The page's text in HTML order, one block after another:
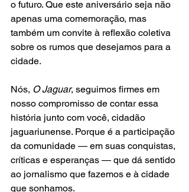
o futuro. Que este aniversário seja não
apenas uma comemoração, mas
também um convite à reflexão coletiva
sobre os rumos que desejamos para a
cidade.
Nós, O Jaguar, seguimos firmes em
nosso compromisso de contar essa
história junto com você, cidadão
jaguariunense. Porque é a participação
da comunidade — em suas conquistas,
críticas e esperanças — que dá sentido
ao jornalismo que fazemos e à cidade
que sonhamos.